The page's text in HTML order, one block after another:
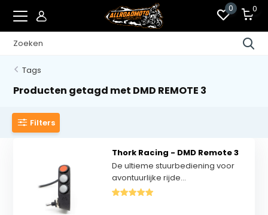
0 0
Tags
Producten getagd met DMD REMOTE 3
Filters
Thork Racing - DMD Remote 3
De ultieme stuurbediening voor
avontuurlijke rijde...